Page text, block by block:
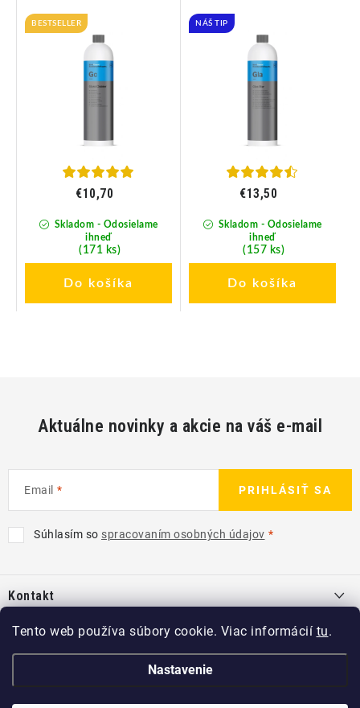
Tento web používa súbory cookie. Viac informácií tu.
Nastavenie
BESTSELLER
Skladom - Odosielame
ihneď
(171 ks)
€10,70
Do košíka
NÁŠ TIP
Skladom - Odosielame
ihneď
(157 ks)
€13,50
Do košíka
Aktuálne novinky a akcie na váš e-mail
Email
Súhlasím so spracovaním osobných údajov
PRIHLÁSIŤ SA
pKontakt
info@ kcshop.sk
+421 918 725 111
Kategórie